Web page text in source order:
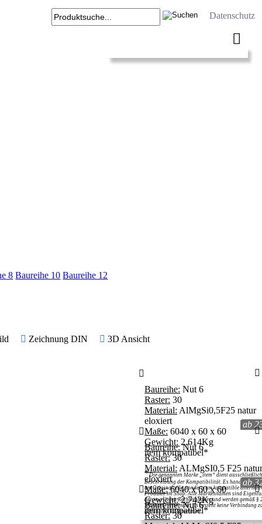
Datenschutz
8 Baureihe 10 Baureihe 12
Zeichnung DIN 3D Ansicht
ab
Baureihe: Nut 6
Raster: 30
Material: AlMgSi0,5F25 natur
eloxiert
Maße: 6040 x 60 x 60
Gewicht: 2,614Kg
item kompatibel*
*Die genannten Marke „item“ dient
Beschreibung der Kompatibilität. Es handelt sich
um Originalteile, sondern um kompatible
Produkte im Shop. Alle Markennamen sind
der jeweiligen Rechteinhaber und werden gemäß §
MarkenG verwendet. Es besteht keine Verbindung
genannten Unternehmen.
ab
Baureihe:Nut 6
Raster:30
Material: ALMgSI0,5 F25
eloxiert
Maße:6040 x 60 x 60
Gewicht:2,742Kg
item kompatibel*
Baureihe:Nut 6
Raster:30